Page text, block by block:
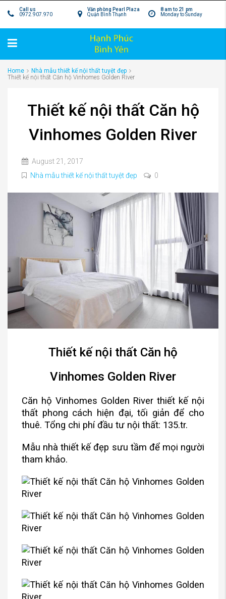
8 am to 21 pm
Monday to Sunday
Văn phòng Pearl Plaza
Quận Bình Thạnh
Call us
0972.907.970
Home
Nhà mẫu thiết kế nội thất tuyệt đẹp
Thiết kế nội thất Căn hộ Vinhomes Golden River
Thiết kế nội thất Căn hộ
Vinhomes Golden River
August 21, 2017
Nhà mẫu thiết kế nội thất tuyệt đẹp
0
Thiết kế nội thất Căn hộ
Vinhomes Golden River
Căn hộ Vinhomes Golden River thiết kế nội
thất phong cách hiện đại, tối giản để cho
thuê. Tổng chi phí đầu tư nội thất: 135.tr.
Mẫu nhà thiết kế đẹp sưu tầm để mọi người
tham khảo.